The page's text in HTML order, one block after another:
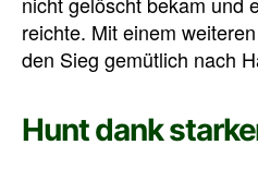
reichte. Mit einem
den Sieg gemütlich nach
Hunt dank